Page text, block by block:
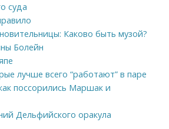
суда
Каково быть музой?
Болейн
лучше всего “работают” в паре
поссорились Маршак и
Дельфийского оракула